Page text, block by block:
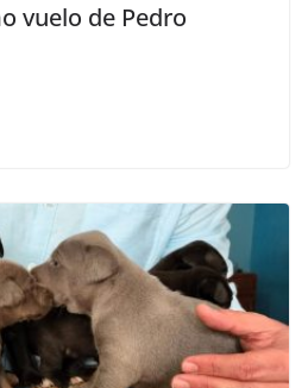
vuelo de Pedro